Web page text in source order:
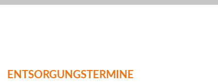
ENTSORGUNGSTERMINE